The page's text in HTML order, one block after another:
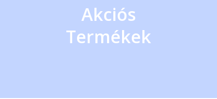
Akciós
Termékek